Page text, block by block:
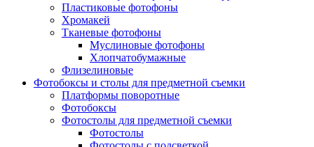
Пластиковые фотофоны
Хромакей
Тканевые фотофоны
Муслиновые фотофоны
Хлопчатобумажные
Флизелиновые
Фотобоксы и столы для предметной съемки
Платформы поворотные
Фотобоксы
Фотостолы для предметной съемки
Фотостолы